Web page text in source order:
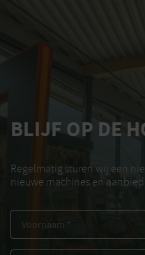
BLIJF OP DE
Regelmatig sturen wij een
nieuwe machines en